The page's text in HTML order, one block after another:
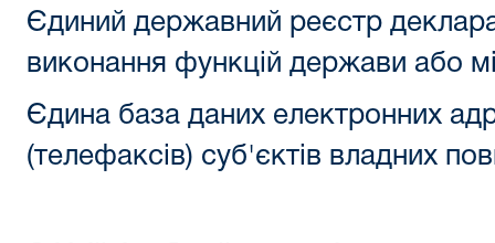
Єдиний державний реєстр
виконання функцій держави або
Єдина база даних електронних
(телефаксів) суб'єктів владних